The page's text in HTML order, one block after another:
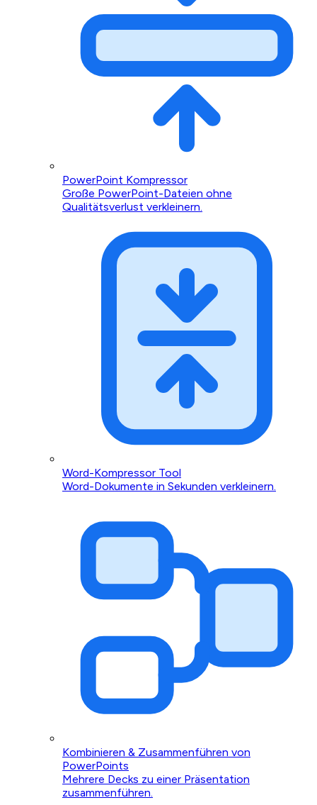
PowerPoint Kompressor
Große PowerPoint-Dateien ohne
Qualitätsverlust verkleinern.
Word-Kompressor Tool
Word-Dokumente in Sekunden verkleinern.
Kombinieren & Zusammenführen von
PowerPoints
Mehrere Decks zu einer Präsentation
zusammenführen.